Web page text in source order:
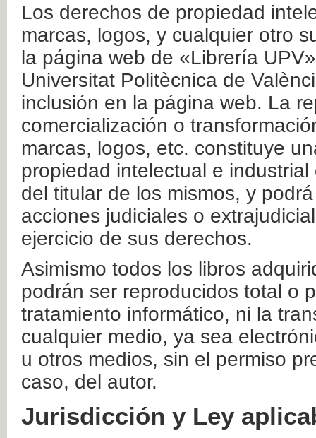
Los derechos de propiedad
marcas, logos, y cualquier otro
la página web de «Librería
Universitat Politècnica de
inclusión en la página web. La
comercialización o
marcas, logos, etc. constituye
propiedad intelectual e
del titular de los mismos, y
acciones judiciales o
ejercicio de sus derechos.
Asimismo todos los libros
podrán ser reproducidos total o
tratamiento informático, ni la
cualquier medio, ya sea
u otros medios, sin el permiso
caso, del autor.
Jurisdicción y Ley